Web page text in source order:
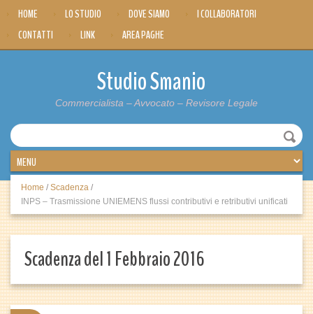
HOME LO STUDIO DOVE SIAMO
I COLLABORATORI
CONTATTI
LINK AREA PAGHE
Studio Smanio
Commercialista – Avvocato – Revisore Legale
Home / Scadenza /
INPS – Trasmissione UNIEMENS flussi contributivi e retributivi unificati
Scadenza del 1 Febbraio 2016